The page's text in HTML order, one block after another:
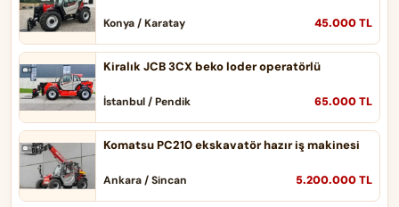
45.000 TL
Konya / Karatay
Kiralık JCB 3CX beko loder operatörlü
65.000 TL
İstanbul / Pendik
Komatsu PC210 ekskavatör hazır iş makinesi
5.200.000 TL
Ankara / Sincan